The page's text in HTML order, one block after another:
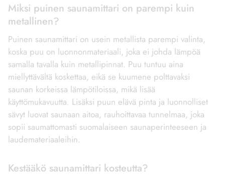
Miksi puinen saunamittari on parempi kuin
metallinen?
Puinen saunamittari on usein metallista parempi valinta,
koska puu on luonnonmateriaali, joka ei johda lämpöä
samalla tavalla kuin metallipinnat. Puu tuntuu aina
miellyttävältä koskettaa, eikä se kuumene polttavaksi
saunan korkeissa lämpötiloissa, mikä lisää
käyttömukavuutta. Lisäksi puun elävä pinta ja luonnolliset
sävyt luovat saunaan aitoa, rauhoittavaa tunnelmaa, joka
sopii saumattomasti suomalaiseen saunaperinteeseen ja
laudemateriaaleihin.
Kestääkö saunamittari kosteutta?